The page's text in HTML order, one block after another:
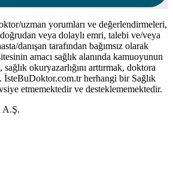
uzman yorumları ve değerlendirmeleri,
veya dolaylı emri, talebi ve/veya
danışan tarafından bağımsız olarak
amacı sağlık alanında kamuoyunun
okuryazarlığını arttırmak, doktora
İsteBuDoktor.com.tr herhangi bir Sağlık
etmemektedir ve desteklememektedir.
A.Ş.